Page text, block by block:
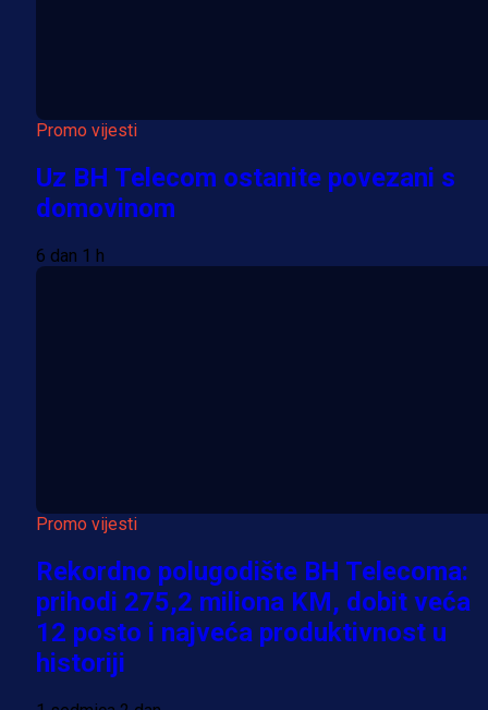
Promo vijesti
Uz BH Telecom ostanite povezani s
domovinom
6 dan 1 h
Promo vijesti
Rekordno polugodište BH Telecoma:
prihodi 275,2 miliona KM, dobit veća
12 posto i najveća produktivnost u
historiji